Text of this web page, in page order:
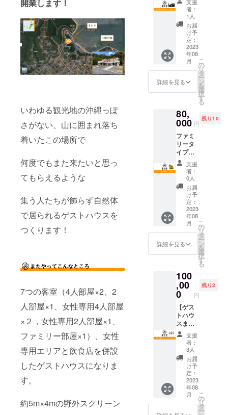
開業します！
いわゆる観光地の沖縄っぽ
さがない、山に囲まれ落ち
着いたこの場所で
何度でもまた来たいと思っ
てもらえるような
集う人たちが飾らず自然体
で居られるゲストハウスを
つくります！
7つの客室（4人部屋×2、2
人部屋×1、女性専用4人部屋
×２，女性専用2人部屋×1、
ファミリー部屋×1）、女性
専用エリアと飲食店を併設
したゲストハウスになりま
す。
約5m×4mの野外スクリーン
テッ
カー ・
セット
内
容
キー
ケース
とス
テッ
商品サ
イ
ケー
ス：13
㎝×8㎝
×2㎝、
ステッ
カー：
直径6㎝
・素
材
キー
ケー
ス：
革、ス
テッ
PVC ・
デザイ
キー
ケース
・カ
ラー展
開
キー
ケー
ス：あ
ずき
色、オ
レン
ジ、ア
クア、
ルー、
レッド
での換
金はで
きませ
ん。ご
予約の
際は必
ず電話
または
にて、
事前に
の旨ご
連絡く
ださ
い。 ※
公序良
俗に反
する内
容、法
令に違
反する
内容な
どはお
受けで
きませ
ん。
男
女共有
２人部
屋 １
部屋
４人部
屋 ２
女
性専用
２人部
屋 １
部屋
※各
部屋セ
ベッド
・施
設内設
備
：
シャ
ワー
ルー
ム ２
箇所
（内女
性専用
１箇
所）
使用す
ること
ができ
ます。
下記注
意事項
を必ず
ご確認
くださ
い。 ※
年間。
（2023
年8月～
2024年
7月） ※
チケッ
トはお
釣りを
お渡し
するこ
とがで
きませ
ん。端
数につ
きまし
ては現
金でご
宿泊を
事前決
済で予
約され
た場
合、チ
ケット
での換
金はで
きませ
ん。ご
予約の
際は必
ず電話
または
メール
にて、
かりの
もとで
大きさ
４.０m×
５.０m
の大ス
クリー
ンで好
きな映
画を流
すこと
ができ
※チケッ
ト有効
期限：1
年間。
（2023
年8月～
2024年
7月） ※
日程は
協議の
上決定
させて
いただ
きま
す。 ※
場所
ゲスト
交通費
や滞在
費につ
いては
自己負
担でお
願いい
たしま
す。
者：
1人
お届
け予
定：
2023
年08
月
詳細を見る
こ
の
リ
タ
ー
ン
を
選
択
す
る
80,
000 円
残り10
ファミ
リータ
イプ
ルーム
５泊分
またや
のファ
ミリー
タイプ
ルーム
で５泊
分使用
できる
チケッ
トで
す。
リー
ルーム
はユ
ニット
バスが
ついて
おり、
最大４
人で宿
泊可能
となっ
ており
ます。
●宿泊施
設につ
いて １.
宿泊可
能日数
支援
者：
0人
お届
け予
定：
2023
年08
月
詳細を見る
こ
の
リ
タ
ー
ン
を
選
択
す
る
100
,00
0 円
残り2
【ゲス
トハウ
スまた
や貸し
切りプ
ラン】
1泊2日
でゲス
トハウ
スまた
やを貸
し切り
頂けま
す ※宿
支援
者：
3人
お届
け予
定：
2023
年08
月
こ
の
リ
タ
ー